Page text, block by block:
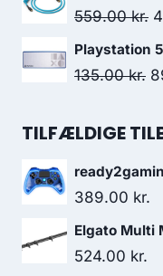
559.00kr.
Playstation
135.00kr.
TILFÆLDIGE
389.00 kr.
Elgato Multi
524.00 kr.